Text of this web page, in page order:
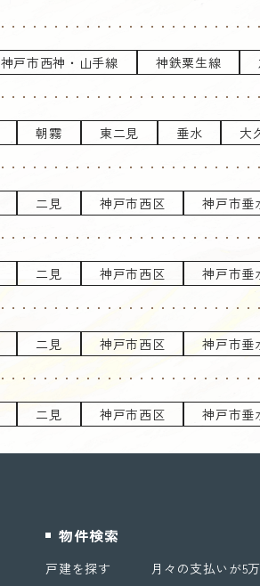
神戸市西神・山手線 神鉄粟生線
朝霧 東二見 垂水 大
二見 神戸市西区 神戸市垂
二見 神戸市西区 神戸市垂
二見 神戸市西区 神戸市垂
二見 神戸市西区 神戸市垂
物件検索
戸建を探す 月々の支払いが5